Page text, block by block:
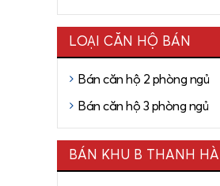
LOẠI CĂN HỘ BÁN
Bán căn hộ 2 phòng ngủ
Bán căn hộ 3 phòng ngủ
BÁN KHU B THANH HÀ